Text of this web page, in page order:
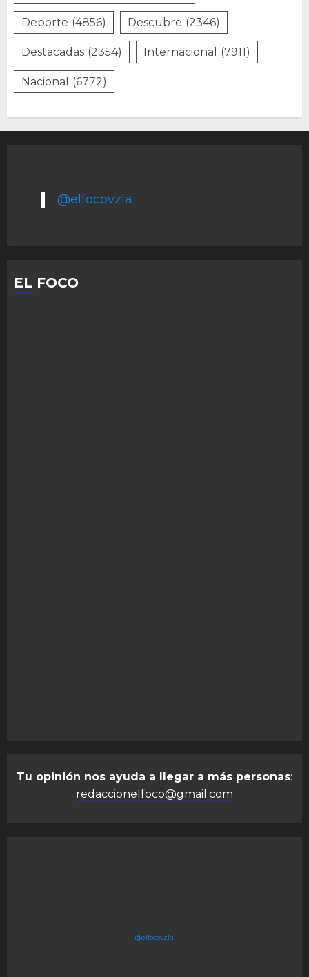
Deporte (4856) Descubre (2346)
Destacadas (2354) Internacional (7911)
Nacional (6772)
@elfocovzla
EL FOCO
Tu opinión nos ayuda a llegar a más personas:
redaccionelfoco@gmail.com
@elfocovzla